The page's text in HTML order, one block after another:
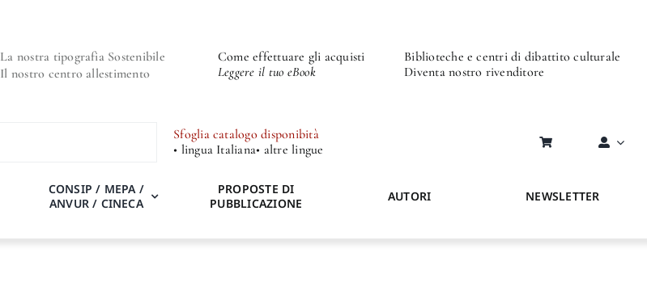
La nostra tipografia Sostenibile
Il nostro centro allestimento
Come effettuare gli acquisti
Leggere il tuo eBook
Biblioteche e centri di dibattito culturale
Diventa nostro rivenditore
Sfoglia catalogo disponibità
• lingua Italiana• altre lingue
CONSIP / MEPA /
ANVUR / CINECA
PROPOSTE DI
PUBBLICAZIONE
AUTORI NEWSLETTER